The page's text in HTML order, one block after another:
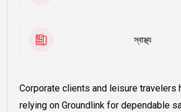
স্বাস্থ্য
Corporate clients and leisure travelers
relying on Groundlink for dependable